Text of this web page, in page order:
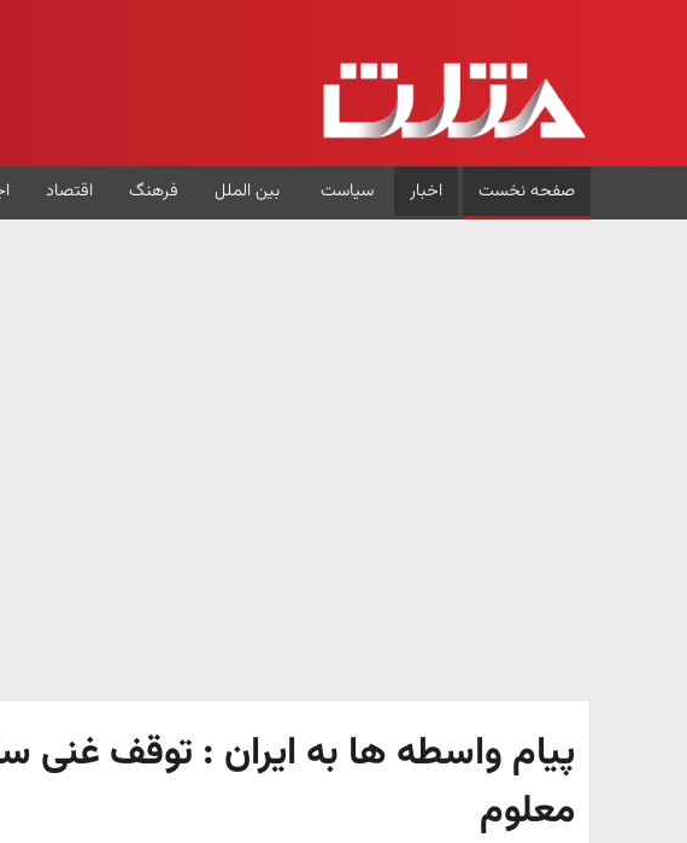
صفحه نخست اخبار سیاست بین الملل فرهنگ اقتصاد
پیام واسطه ها به ایران : توقف غنی
معلوم